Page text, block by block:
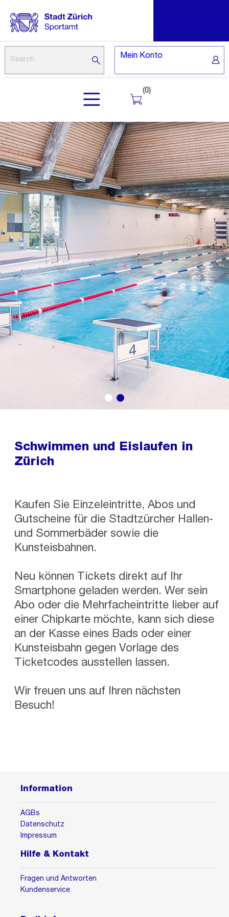
Mein Konto
(0)
Schwimmen und Eislaufen in
Zürich
Kaufen Sie Einzeleintritte, Abos und
Gutscheine für die Stadtzürcher Hallen-
und Sommerbäder sowie die
Kunsteisbahnen.
Neu können Tickets direkt auf Ihr
Smartphone geladen werden. Wer sein
Abo oder die Mehrfacheintritte lieber auf
einer Chipkarte möchte, kann sich diese
an der Kasse eines Bads oder einer
Kunsteisbahn gegen Vorlage des
Ticketcodes ausstellen lassen.
Wir freuen uns auf Ihren nächsten
Besuch!
Information
AGBs
Datenschutz
Impressum
Hilfe & Kontakt
Fragen und Antworten
Kundenservice